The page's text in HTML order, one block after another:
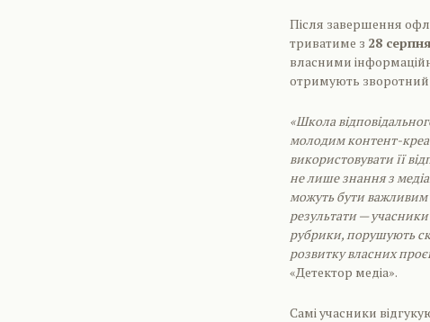
Після завершення
триватиме з 28
власними
отримують зворотний
«Школа
молодим контент-
використовувати її
не лише знання з
можуть бути важливим
результати —
рубрики, порушують
розвитку власних
«Детектор медіа».
Самі учасники